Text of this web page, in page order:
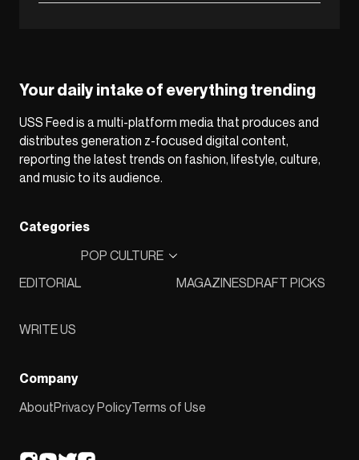
Your daily intake of everything trending
USS Feed is a multi-platform media that produces and
distributes generation z-focused digital content,
reporting the latest trends on fashion, lifestyle, culture,
and music to its audience.
Categories
EDITORIAL
POP CULTURE
MAGAZINESDRAFT PICKS
WRITE US
Company
AboutPrivacy PolicyTerms of Use